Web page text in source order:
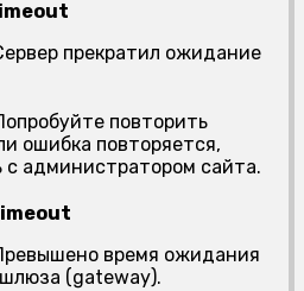
прекратил ожидание
повторить
ошибка повторяется,
с администратором сайта.
время ожидания
(gateway).